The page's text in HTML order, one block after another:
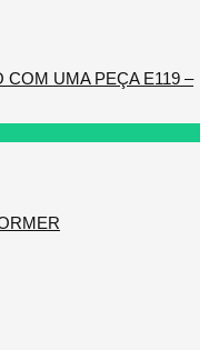
COM UMA PEÇA E119 –